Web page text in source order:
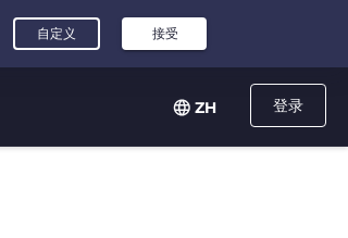
登录
ZH